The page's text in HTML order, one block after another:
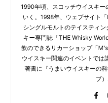
1990年頃、スコッチウイスキ
いく。1998年、ウェブサイト
シングルモルトのテイスティ
キー専門誌「THE Whisky
飲のできるリカーショップ「
ウイスキー関連のイベントでは
著書に『うまいウイスキーの
ブ）